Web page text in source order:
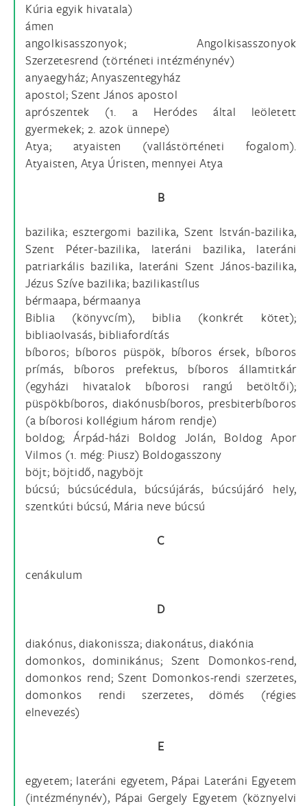
Kúria egyik hivatala)
ámen
angolkisasszonyok; Angolkisasszonyok
Szerzetesrend (történeti intézménynév)
anyaegyház; Anyaszentegyház
apostol; Szent János apostol
aprószentek (1. a Heródes által leöletett
gyermekek; 2. azok ünnepe)
Atya; atyaisten (vallástörténeti fogalom).
Atyaisten, Atya Úristen, mennyei Atya
B
bazilika; esztergomi bazilika, Szent István-bazilika,
Szent Péter-bazilika, lateráni bazilika, lateráni
patriarkális bazilika, lateráni Szent János-bazilika,
Jézus Szíve bazilika; bazilikastílus
bérmaapa, bérmaanya
Biblia (könyvcím), biblia (konkrét kötet);
bibliaolvasás, bibliafordítás
bíboros; bíboros püspök, bíboros érsek, bíboros
prímás, bíboros prefektus, bíboros államtitkár
(egyházi hivatalok bíborosi rangú betöltői);
püspökbíboros, diakónusbíboros, presbiterbíboros
(a bíborosi kollégium három rendje)
boldog; Árpád-házi Boldog Jolán, Boldog Apor
Vilmos (1. még: Piusz) Boldogasszony
böjt; böjtidő, nagyböjt
búcsú; búcsúcédula, búcsújárás, búcsújáró hely,
szentkúti búcsú, Mária neve búcsú
C
cenákulum
D
diakónus, diakonissza; diakonátus, diakónia
domonkos, dominikánus; Szent Domonkos-rend,
domonkos rend; Szent Domonkos-rendi szerzetes,
domonkos rendi szerzetes, dömés (régies
elnevezés)
E
egyetem; lateráni egyetem, Pápai Lateráni Egyetem
(intézménynév), Pápai Gergely Egyetem (köznyelvi